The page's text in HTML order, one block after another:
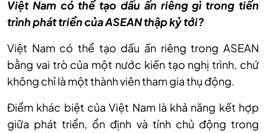
Việt Nam có thể tạo dấu ấn riêng gì trong tiến
trình phát triển của ASEAN thập kỷ tới?
Việt Nam có thể tạo dấu ấn riêng trong ASEAN
bằng vai trò của một nước kiến tạo nghị trình, chứ
không chỉ là một thành viên tham gia thụ động.
Điểm khác biệt của Việt Nam là khả năng kết hợp
giữa phát triển, ổn định và tính chủ động trong